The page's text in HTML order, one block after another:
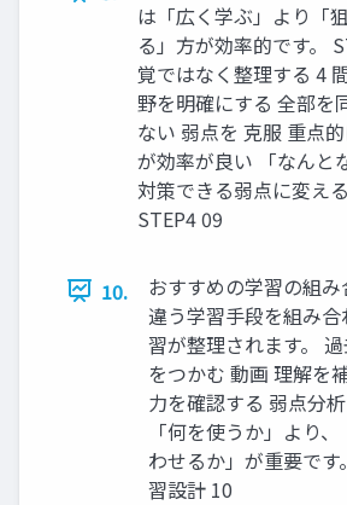
は「広く学ぶ」より「
る」方が効率的です。
覚ではなく整理する 4
野を明確にする 全部を
ない 弱点を 克服 重点
が効率が良い 「なんと
対策できる弱点に変え
STEP4 09
10.
おすすめの学習の組
違う学習手段を組み合
習が整理されます。
をつかむ 動画 理解を
力を確認する 弱点分
「何を使うか」より
わせるか」が重要です
習設計 10